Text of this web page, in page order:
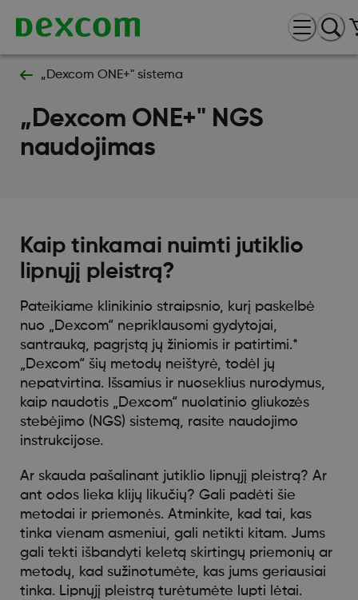
„Dexcom ONE+" sistema
„Dexcom ONE+" NGS
naudojimas
Kaip tinkamai nuimti jutiklio
lipnųjį pleistrą?
Pateikiame klinikinio straipsnio, kurį paskelbė
nuo „Dexcom“ nepriklausomi gydytojai,
santrauką, pagrįstą jų žiniomis ir patirtimi.*
„Dexcom“ šių metodų neištyrė, todėl jų
nepatvirtina. Išsamius ir nuoseklius nurodymus,
kaip naudotis „Dexcom“ nuolatinio gliukozės
stebėjimo (NGS) sistemą, rasite naudojimo
instrukcijose.
Ar skauda pašalinant jutiklio lipnųjį pleistrą? Ar
ant odos lieka klijų likučių? Gali padėti šie
metodai ir priemonės. Atminkite, kad tai, kas
tinka vienam asmeniui, gali netikti kitam. Jums
gali tekti išbandyti keletą skirtingų priemonių ar
metodų, kad sužinotumėte, kas jums geriausiai
tinka. Lipnųjį pleistrą turėtumėte lupti lėtai.